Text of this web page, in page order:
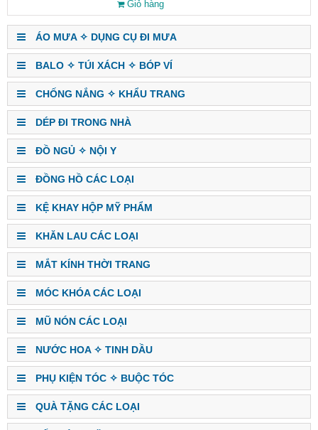
Giỏ hàng
ÁO MƯA ✧ DỤNG CỤ ĐI MƯA
BALO ✧ TÚI XÁCH ✧ BÓP VÍ
CHỐNG NẮNG ✧ KHẨU TRANG
DÉP ĐI TRONG NHÀ
ĐỒ NGỦ ✧ NỘI Y
ĐỒNG HỒ CÁC LOẠI
KỆ KHAY HỘP MỸ PHẨM
KHĂN LAU CÁC LOẠI
MẮT KÍNH THỜI TRANG
MÓC KHÓA CÁC LOẠI
MŨ NÓN CÁC LOẠI
NƯỚC HOA ✧ TINH DẦU
PHỤ KIỆN TÓC ✧ BUỘC TÓC
QUÀ TẶNG CÁC LOẠI